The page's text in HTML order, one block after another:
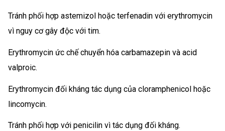
Tránh phối hợp astemizol hoặc terfenadin với erythromycin
vì nguy cơ gây độc với tim.
Erythromycin ức chế chuyển hóa carbamazepin và acid
valproic.
Erythromycin đối kháng tác dụng của cloramphenicol hoặc
lincomycin.
Tránh phối hợp với penicilin vì tác dụng đối kháng.